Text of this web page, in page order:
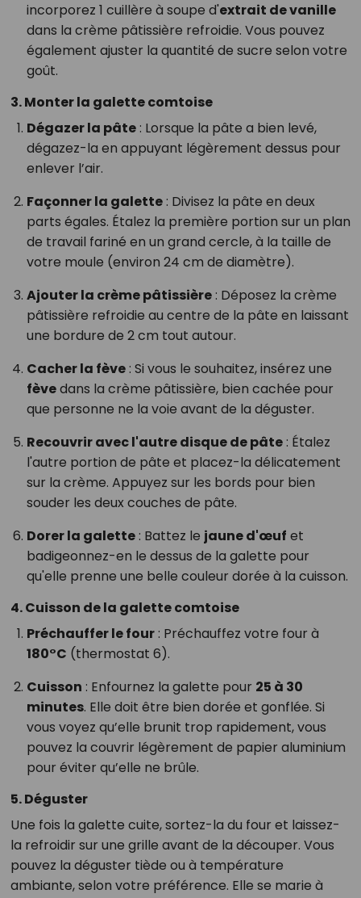
incorporez 1 cuillère à soupe d'extrait de vanille
dans la crème pâtissière refroidie. Vous pouvez
également ajuster la quantité de sucre selon votre
goût.
3. Monter la galette comtoise
Dégazer la pâte: Lorsque la pâte a bien levé,
dégazez-la en appuyant légèrement dessus pour
enlever l’air.
Façonner la galette: Divisez la pâte en deux
parts égales. Étalez la première portion sur un plan
de travail fariné en un grand cercle, à la taille de
votre moule (environ 24 cm de diamètre).
Ajouter la crème pâtissière: Déposez la crème
pâtissière refroidie au centre de la pâte en laissant
une bordure de 2 cm tout autour.
Cacher la fève: Si vous le souhaitez, insérez une
fèvedans la crème pâtissière, bien cachée pour
que personne ne la voie avant de la déguster.
Recouvrir avec l'autre disque de pâte: Étalez
l'autre portion de pâte et placez-la délicatement
sur la crème. Appuyez sur les bords pour bien
souder les deux couches de pâte.
Dorer la galette: Battez le jaune d'œuf et
badigeonnez-en le dessus de la galette pour
qu'elle prenne une belle couleur dorée à la cuisson.
4. Cuisson de la galette comtoise
Préchauffer le four: Préchauffez votre four à
180°C (thermostat 6).
Cuisson : Enfournez la galette pour 25 à 30
minutes. Elle doit être bien dorée et gonflée. Si
vous voyez qu’elle brunit trop rapidement, vous
pouvez la couvrir légèrement de papier aluminium
pour éviter qu’elle ne brûle.
5. Déguster
Une fois la galette cuite, sortez-la du four et laissez-
la refroidir sur une grille avant de la découper. Vous
pouvez la déguster tiède ou à température
ambiante, selon votre préférence. Elle se marie à